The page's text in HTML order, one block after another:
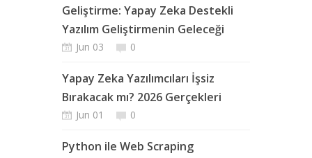
Geliştirme: Yapay Zeka Destekli
Yazılım Geliştirmenin Geleceği
Jun 03 0
Yapay Zeka Yazılımcıları İşsiz
Bırakacak mı? 2026 Gerçekleri
Jun 01 0
Python ile Web Scraping